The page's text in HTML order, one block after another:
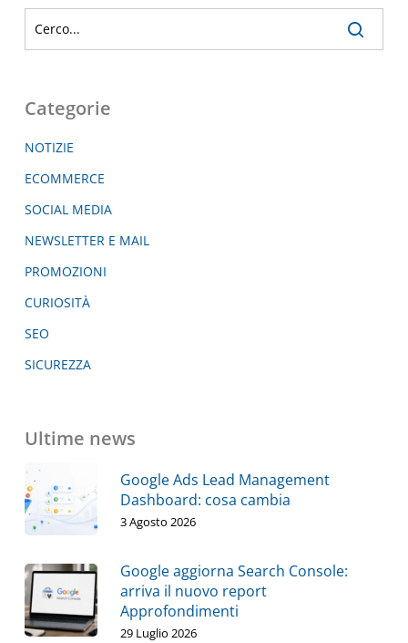
Categorie
NOTIZIE
ECOMMERCE
SOCIAL MEDIA
NEWSLETTER E MAIL
PROMOZIONI
CURIOSITÀ
SEO
SICUREZZA
Ultime news
Google Ads Lead Management
Dashboard: cosa cambia
3 Agosto 2026
Google aggiorna Search Console:
arriva il nuovo report
Approfondimenti
29 Luglio 2026